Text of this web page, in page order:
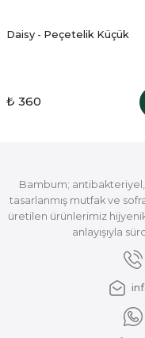
Daisy - Peçetelik Küçük
₺ 360
Bambum;
tasarlanmış mutfak ve
üretilen ürünlerimiz
anlayışıyla